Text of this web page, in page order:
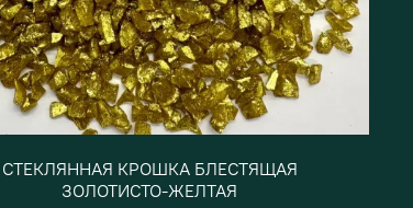
СТЕКЛЯННАЯ КРОШКА БЛЕСТЯЩАЯ
ЗОЛОТИСТО-ЖЕЛТАЯ